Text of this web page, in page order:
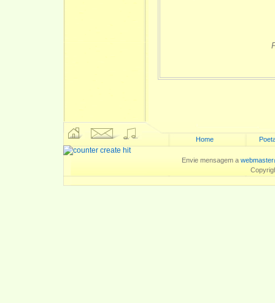
Home
Envie mensagem a